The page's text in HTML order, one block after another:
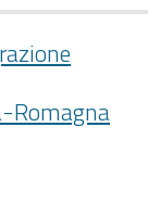
Romagna